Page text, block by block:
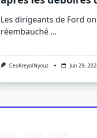
Les dirigeants de Ford
réembauché ...
CeoKreyolNyouz Jun 29,